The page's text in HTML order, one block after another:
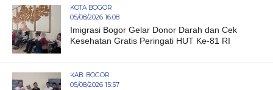
KOTA BOGOR
05/08/2026 16:08
Imigrasi Bogor Gelar Donor Darah dan Cek
Kesehatan Gratis Peringati HUT Ke-81 RI
KAB. BOGOR
05/08/2026 15:57